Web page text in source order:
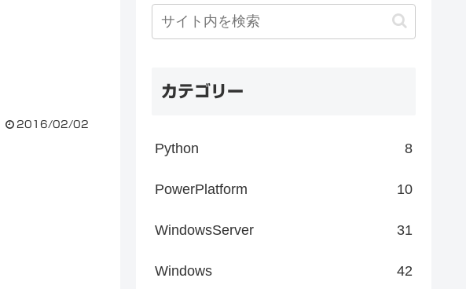
2016/02/02
カテゴリー
Python 8
PowerPlatform 10
WindowsServer 31
Windows 42